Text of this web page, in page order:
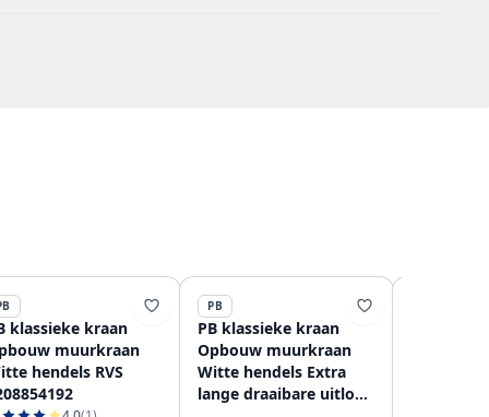
klassieke kraan
muurkraan
hendels RVS
PB
PB klassieke kraan
Opbouw muurkraan
Witte hendels Extra
lange draaibare uitloop